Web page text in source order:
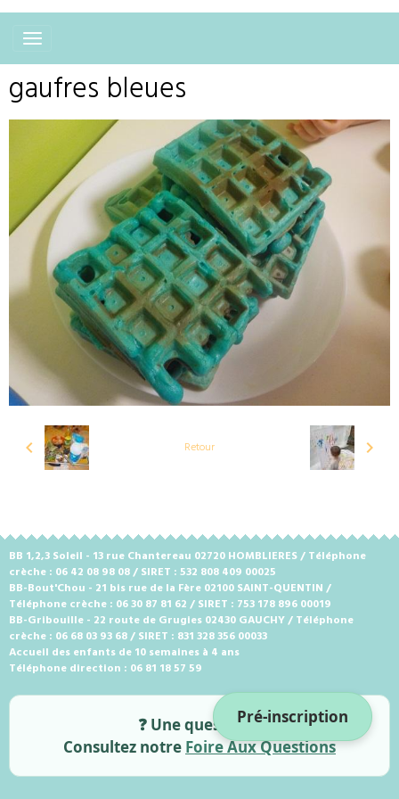
Pré-inscription
gaufres bleues
Retour
BB 1,2,3 Soleil - 13 rue Chantereau 02720 HOMBLIERES / Téléphone
crèche : 06 42 08 98 08 / SIRET : 532 808 409 00025
BB-Bout'Chou - 21 bis rue de la Fère 02100 SAINT-QUENTIN /
Téléphone crèche : 06 30 87 81 62 / SIRET : 753 178 896 00019
BB-Gribouille - 22 route de Grugies 02430 GAUCHY / Téléphone
crèche : 06 68 03 93 68 / SIRET : 831 328 356 00033
Accueil des enfants de 10 semaines à 4 ans
Téléphone direction : 06 81 18 57 59
❓ Une question ?
Consultez notre Foire Aux Questions